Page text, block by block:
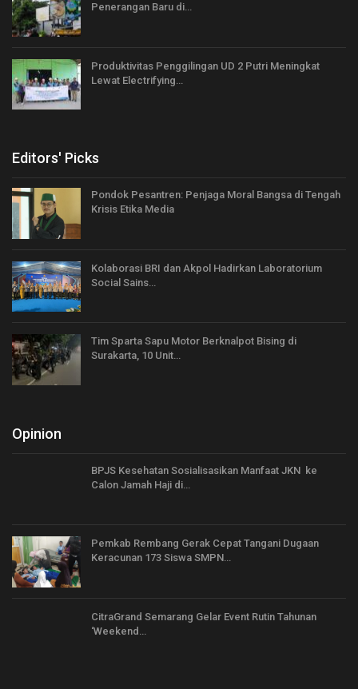
Penerangan Baru di…
Produktivitas Penggilingan UD 2 Putri Meningkat
Lewat Electrifying…
Editors' Picks
Pondok Pesantren: Penjaga Moral Bangsa di Tengah
Krisis Etika Media
Kolaborasi BRI dan Akpol Hadirkan Laboratorium
Social Sains…
Tim Sparta Sapu Motor Berknalpot Bising di
Surakarta, 10 Unit…
Opinion
BPJS Kesehatan Sosialisasikan Manfaat JKN ke
Calon Jamah Haji di…
Pemkab Rembang Gerak Cepat Tangani Dugaan
Keracunan 173 Siswa SMPN…
CitraGrand Semarang Gelar Event Rutin Tahunan
‘Weekend…